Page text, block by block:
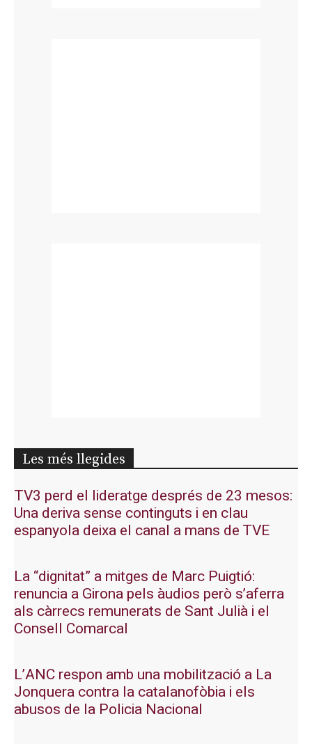
Les més llegides
TV3 perd el lideratge després de 23 mesos:
Una deriva sense continguts i en clau
espanyola deixa el canal a mans de TVE
La “dignitat” a mitges de Marc Puigtió:
renuncia a Girona pels àudios però s’aferra
als càrrecs remunerats de Sant Julià i el
Consell Comarcal
L’ANC respon amb una mobilització a La
Jonquera contra la catalanofòbia i els
abusos de la Policia Nacional